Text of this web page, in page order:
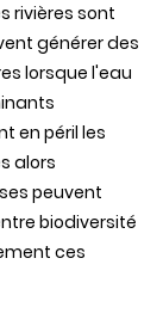
rivières sont
générer des
lorsque l'eau
en péril les
alors
peuvent
biodiversité
ces